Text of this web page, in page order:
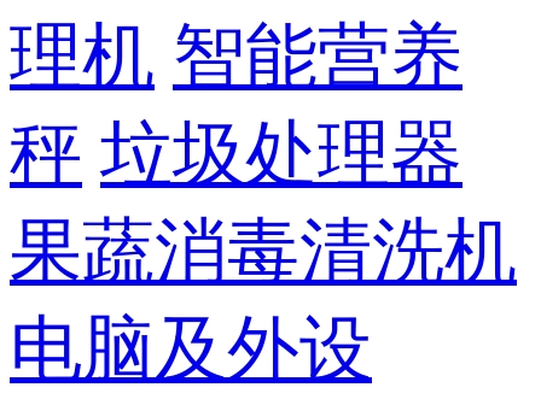
理机 智能营养
秤 垃圾处理器
果蔬消毒清洗机
电脑及外设